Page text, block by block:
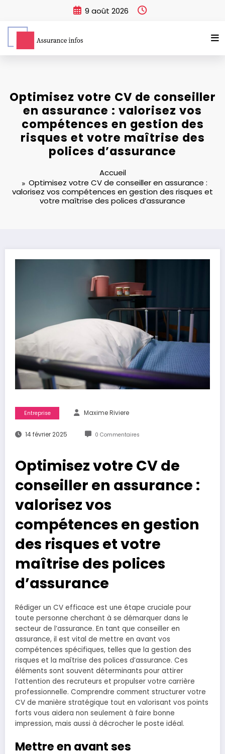
9 août 2026
Optimisez votre CV de conseiller
en assurance : valorisez vos
compétences en gestion des
risques et votre maîtrise des
polices d’assurance
Accueil
Optimisez votre CV de conseiller en assurance :
valorisez vos compétences en gestion des risques et
votre maîtrise des polices d’assurance
Entreprise Maxime Riviere
14 février 2025 0 Commentaires
Optimisez votre CV de
conseiller en assurance :
valorisez vos
compétences en gestion
des risques et votre
maîtrise des polices
d’assurance
Rédiger un CV efficace est une étape cruciale pour
toute personne cherchant à se démarquer dans le
secteur de l’assurance. En tant que conseiller en
assurance, il est vital de mettre en avant vos
compétences spécifiques, telles que la gestion des
risques et la maîtrise des polices d’assurance. Ces
éléments sont souvent déterminants pour attirer
l’attention des recruteurs et propulser votre carrière
professionnelle. Comprendre comment structurer votre
CV de manière stratégique tout en valorisant vos points
forts vous aidera non seulement à faire bonne
impression, mais aussi à décrocher le poste idéal.
Mettre en avant ses